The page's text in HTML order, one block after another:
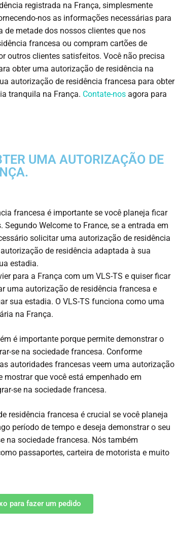
registrada na França, simplesmente
nos as informações necessárias para
de metade dos nossos clientes que nos
francesa ou compram cartões de
outros clientes satisfeitos. Você não precisa
obter uma autorização de residência na
autorização de residência francesa para obter
tranquila na França. Contate-nos agora para
UMA AUTORIZAÇÃO DE
francesa é importante se você planeja ficar
Segundo Welcome to France, se a entrada em
solicitar uma autorização de residência
de residência adaptada à sua
estadia.
para a França com um VLS-TS e quiser ficar
uma autorização de residência francesa e
sua estadia. O VLS-TS funciona como uma
na França.
é importante porque permite demonstrar o
se na sociedade francesa. Conforme
autoridades francesas veem uma autorização
que você está empenhado em
se na sociedade francesa.
residência francesa é crucial se você planeja
período de tempo e deseja demonstrar o seu
na sociedade francesa. Nós também
passaportes, carteira de motorista e muito
para fazer um pedido